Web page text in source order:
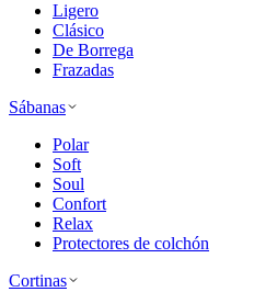
Ligero
Clásico
De Borrega
Frazadas
Sábanas
Polar
Soft
Soul
Confort
Relax
Protectores de colchón
Cortinas